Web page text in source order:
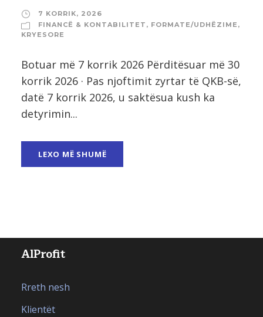
7 KORRIK, 2026
FINANCË & KONTABILITET , FORMATE/UDHËZIME ,
KRYESORE
Botuar më 7 korrik 2026 Përditësuar më 30
korrik 2026 · Pas njoftimit zyrtar të QKB-së,
datë 7 korrik 2026, u saktësua kush ka
detyrimin...
LEXO MË SHUMË
AlProfit
Rreth nesh
Klientët